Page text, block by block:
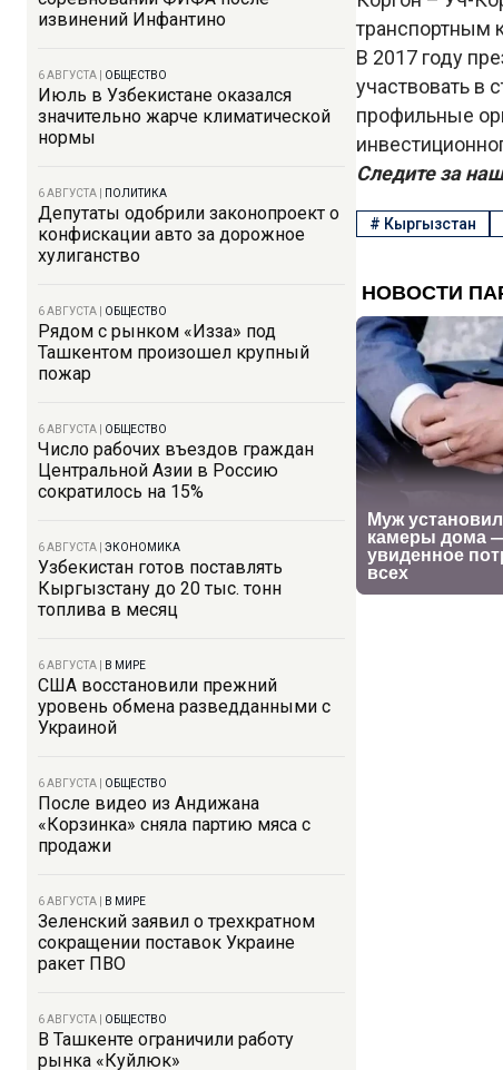
извинений Инфантино
6 АВГУСТА ОБЩЕСТВО
Июль в Узбекистане оказался
значительно жарче климатической
нормы
6 АВГУСТА ПОЛИТИКА
Депутаты одобрили законопроект о
конфискации авто за дорожное
хулиганство
6 АВГУСТА ОБЩЕСТВО
Рядом с рынком «Изза» под
Ташкентом произошел крупный
пожар
6 АВГУСТА ОБЩЕСТВО
Число рабочих въездов граждан
Центральной Азии в Россию
сократилось на 15%
6 АВГУСТА ЭКОНОМИКА
Узбекистан готов поставлять
Кыргызстану до 20 тыс. тонн
топлива в месяц
6 АВГУСТА В МИРЕ
США восстановили прежний
уровень обмена разведданными с
Украиной
6 АВГУСТА ОБЩЕСТВО
После видео из Андижана
«Корзинка» сняла партию мяса с
продажи
6 АВГУСТА В МИРЕ
Зеленский заявил о трехкратном
сокращении поставок Украине
ракет ПВО
6 АВГУСТА ОБЩЕСТВО
В Ташкенте ограничили работу
рынка «Куйлюк»
транспортным
В 2017 году
участвовать в
профильные
Следите за
# Кыргызстан